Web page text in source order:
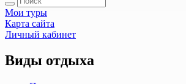
Мои туры
Карта сайта
Личный кабинет
Виды отдыха